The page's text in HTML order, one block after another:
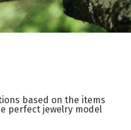
based on the items
perfect jewelry model